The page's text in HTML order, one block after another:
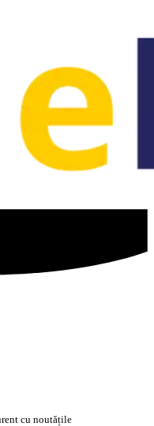
cu noutățile